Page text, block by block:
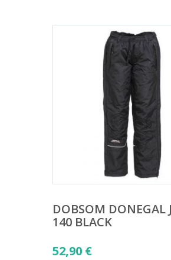
DOBSOM DONEGAL
140 BLACK
52,90 €